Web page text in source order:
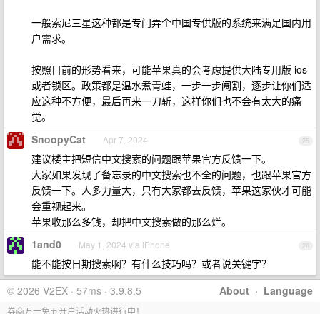
一般索尼三星这种都是专门弄个中国专供版的系统来满足国内用
户需求。
按照目前的形势看来，可能苹果真的会考虑提供大陆专用版 ios
或者锁区。政策都是温水煮青蛙，一步一步阉割，逐步让你们适
应这种不方便，最后再来一刀斩，这样你们也不会有太大的痛
觉。
25
SnoopyCat Apr 7, 2024
建议楼主把短信中文搜索的问题跟苹果官方反馈一下。
大家如果发现了备忘录的中文搜索也不全的问题，也跟苹果官方
反馈一下。人多力量大，只有大家都去反馈，苹果这家伙才可能
会重视起来。
苹果收那么多钱，却把中文搜索做的那么烂。
26
1and0 May 1, 2024 via iPhone
能不能按日期搜索啊？有什么技巧吗？或者说关键字？
About · Language
© 2026 V2EX · 57ms · 3.9.8.5
券商万一免五开户活动火热进行中！